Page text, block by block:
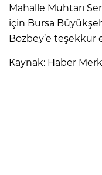
Mahalle Muhtarı
için Bursa
Bozbey’e teşekkür
Kaynak: Haber